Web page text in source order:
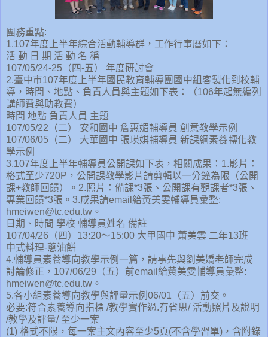
團務重點:
1.107年度上半年綜合活動輔導群，工作行事曆如下：
活 動 日 期 活 動 名 稱
107/05/24-25（四-五）
年度研討會
2.臺中市107年度上半年國民教育輔導團國中組客製化到校輔
導，時間、地點、負責人員與主題如下表：（106年起無編列
講師費與助教費）
時間 地點 負責人員 主題
107/05/22（二）
安和國中 詹惠媚輔導員 創意教學示例
107/06/05（二）
大華國中 張瑛娸輔導員 新課綱素養轉化教
學示例
3.107年度上半年輔導員公開課如下表，相關成果：1.影片：
格式至少720P，公開課教學影片請剪輯以一分鐘為限（公開
課+教師回饋）。2.照片：備課*3張、公開課有觀課者*3張、
專業回饋*3張。3.成果請email給黃美雯輔導員彙整:
hmeiwen@tc.edu.tw。
日期、時間 學校 輔導員姓名 備註
107/04/26（四）13:20～15:00 大甲國中 蕭美雲 二年13班
中式料理-蔥油餅
4.輔導員素養導向教學示例一篇，請事先與劉美嬌老師完成
討論修正，107/06/29（五）前email給黃美雯輔導員彙整:
hmeiwen@tc.edu.tw。
5.各小組素養導向教學與評量示例06/01（五）前交。
必要:符合素養導向指標 /教學實作過.有省思/ 活動照片及說明
/教學及評量/ 至少一案
(1) 格式不限，每一案主文內容至少5頁(不含學習單)，含附錄